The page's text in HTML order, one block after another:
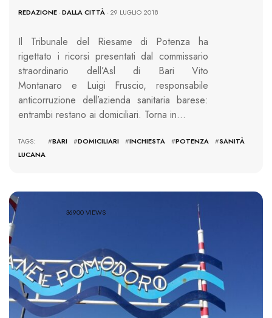
REDAZIONE-DALLA CITTÀ- 29 LUGLIO 2018
Il Tribunale del Riesame di Potenza ha
rigettato i ricorsi presentati dal commissario
straordinario dell’Asl di Bari Vito
Montanaro e Luigi Fruscio, responsabile
anticorruzione dell’azienda sanitaria barese:
entrambi restano ai domiciliari. Torna in…
TAGS: #BARI #DOMICILIARI #INCHIESTA #POTENZA #SANITÀ
LUCANA
36900 VIEWS